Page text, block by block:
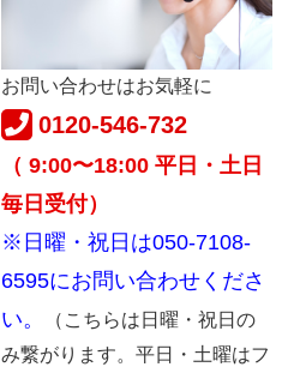
お問い合わせはお気軽に
0120-546-732
（ 9:00〜18:00 平日・土日
毎日受付）
※日曜・祝日は050-7108-
6595にお問い合わせくださ
い。
（こちらは日曜・祝日の
み繋がります。平日・土曜はフ